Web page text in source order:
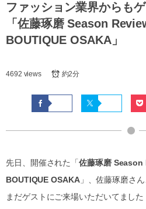
ファッション業界からも
「佐藤琢磨 Season
BOUTIQUE OSAKA」
4692 views 約2分
先日、開催された「佐藤琢磨
BOUTIQUE OSAKA」、佐藤琢磨さ
まだゲストにご来場いただいてました